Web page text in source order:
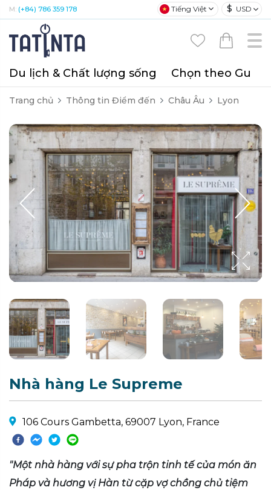
M: (+84) 786 359 178 Tiếng Việt $ USD
Du lịch & Chất lượng sống Chọn theo Gu
Trang chủ Thông tin Điểm đến Châu Âu Lyon
Nhà hàng Le Supreme
106 Cours Gambetta, 69007 Lyon, France
"Một nhà hàng với sự pha trộn tinh tế của món ăn
Pháp và hương vị Hàn từ cặp vợ chồng chủ tiệm